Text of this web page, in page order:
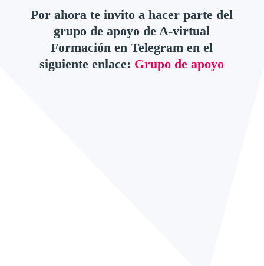
Por ahora te invito a hacer parte del
grupo de apoyo de A-virtual
Formación en Telegram en el
siguiente enlace: Grupo de apoyo